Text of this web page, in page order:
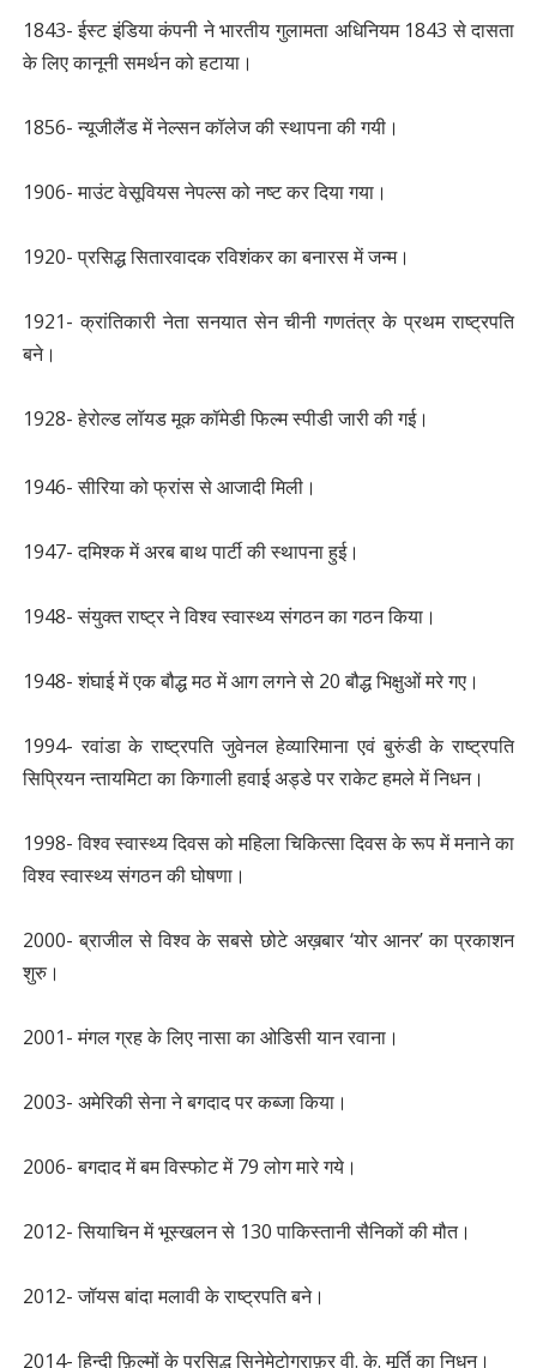
1843- ईस्ट इंडिया कंपनी ने भारतीय गुलामता अधिनियम 1843 से दासता
के लिए कानूनी समर्थन को हटाया।
1856- न्यूजीलैंड में नेल्सन कॉलेज की स्थापना की गयी।
1906- माउंट वेसूवियस नेपल्स को नष्ट कर दिया गया।
1920- प्रसिद्ध सितारवादक रविशंकर का बनारस में जन्म।
1921- क्रांतिकारी नेता सनयात सेन चीनी गणतंत्र के प्रथम राष्ट्रपति
बने।
1928- हेरोल्ड लॉयड मूक कॉमेडी फिल्म स्पीडी जारी की गई।
1946- सीरिया को फ्रांस से आजादी मिली।
1947- दमिश्क में अरब बाथ पार्टी की स्थापना हुई।
1948- संयुक्त राष्ट्र ने विश्व स्वास्थ्य संगठन का गठन किया।
1948- शंघाई में एक बौद्ध मठ में आग लगने से 20 बौद्ध भिक्षुओं मरे गए।
1994- रवांडा के राष्ट्रपति जुवेनल हेव्यारिमाना एवं बुरुंडी के राष्ट्रपति
सिप्रियन न्तायमिटा का किगाली हवाई अड्डे पर राकेट हमले में निधन।
1998- विश्व स्वास्थ्य दिवस को महिला चिकित्सा दिवस के रूप में मनाने का
विश्व स्वास्थ्य संगठन की घोषणा।
2000- ब्राजील से विश्व के सबसे छोटे अख़बार ‘योर आनर’ का प्रकाशन
शुरु।
2001- मंगल ग्रह के लिए नासा का ओडिसी यान रवाना।
2003- अमेरिकी सेना ने बगदाद पर कब्जा किया।
2006- बगदाद में बम विस्फोट में 79 लोग मारे गये।
2012- सियाचिन में भूस्खलन से 130 पाकिस्तानी सैनिकों की मौत।
2012- जॉयस बांदा मलावी के राष्ट्रपति बने।
2014- हिन्दी फ़िल्मों के प्रसिद्ध सिनेमेटोग्राफ़र वी. के. मूर्ति का निधन।